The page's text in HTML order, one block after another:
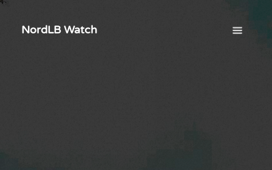
NordLB Watch